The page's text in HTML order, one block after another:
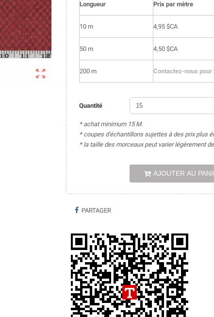

Longueur Prix par mètre
10 m 4,95 $CA
50 m 4,50 $CA
200 m Contactez-nous pour
Quantité
* achat minimum 15 M.
* coupes d'échantillons sujettes à des prix plus
* la taille des morceaux peut varier légèrement
AJOUTER AU
PARTAGER